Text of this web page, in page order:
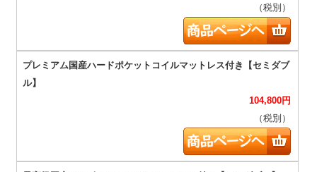
（税別）
104,800円
（税別）